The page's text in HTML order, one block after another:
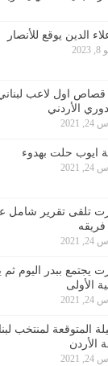
الدين يوقع للأنصار
اول لاعب
الأردني
2021
ايوب حلت بهدوء
2021
تلقى تقرير شامل
فريقه
2021
يجتمع ببدر اليوم
الأولى
2021
المتوقعة لمنتخب
الأردن
2021